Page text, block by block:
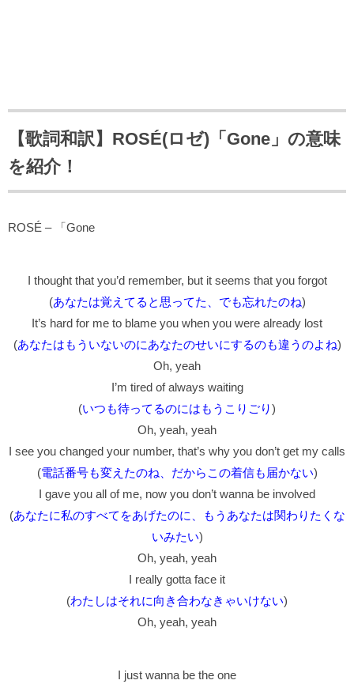
【歌詞和訳】ROSÉ(ロゼ)「Gone」の意味
を紹介！
ROSÉ – 「Gone
I thought that you’d remember, but it seems that you forgot
(あなたは覚えてると思ってた、でも忘れたのね)
It’s hard for me to blame you when you were already lost
(あなたはもういないのにあなたのせいにするのも違うのよね)
Oh, yeah
I’m tired of always waiting
(いつも待ってるのにはもうこりごり)
Oh, yeah, yeah
I see you changed your number, that’s why you don’t get my calls
(電話番号も変えたのね、だからこの着信も届かない)
I gave you all of me, now you don’t wanna be involved
(あなたに私のすべてをあげたのに、もうあなたは関わりたくな
いみたい)
Oh, yeah, yeah
I really gotta face it
(わたしはそれに向き合わなきゃいけない)
Oh, yeah, yeah
I just wanna be the one